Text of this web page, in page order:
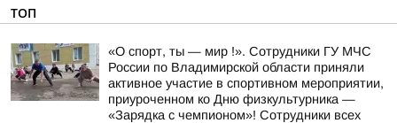
ТОП
«О спорт, ты — мир !». Сотрудники ГУ МЧС
России по Владимирской области приняли
активное участие в спортивном мероприятии,
приуроченном ко Дню физкультурника —
«Зарядка с чемпионом»! Сотрудники всех